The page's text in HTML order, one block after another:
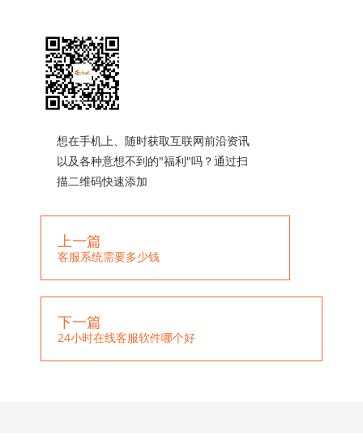
想在手机上、随时获取互联网前沿资讯
以及各种意想不到的"福利"吗？通过扫
描二维码快速添加
上一篇
客服系统需要多少钱
下一篇
24小时在线客服软件哪个好